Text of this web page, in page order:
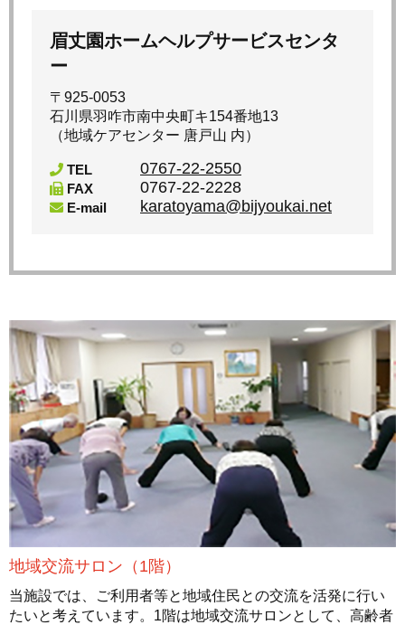
眉丈園ホームヘルプサービスセンタ
ー
〒925-0053
石川県羽咋市南中央町キ154番地13
（地域ケアセンター 唐戸山 内）
TEL 0767-22-2550
FAX 0767-22-2228
E-mail karatoyama@bijyoukai.net
地域交流サロン（1階）
当施設では、ご利用者等と地域住民との交流を活発に行い
たいと考えています。1階は地域交流サロンとして、高齢者